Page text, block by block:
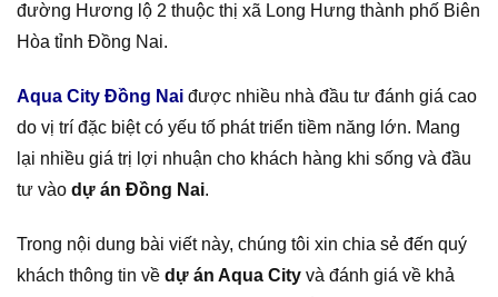
đường Hương lộ 2 thuộc thị xã Long Hưng thành phố Biên
Hòa tỉnh Đồng Nai.
Aqua City Đồng Nai được nhiều nhà đầu tư đánh giá cao
do vị trí đặc biệt có yếu tố phát triển tiềm năng lớn. Mang
lại nhiều giá trị lợi nhuận cho khách hàng khi sống và đầu
tư vào dự án Đồng Nai.
Trong nội dung bài viết này, chúng tôi xin chia sẻ đến quý
khách thông tin về dự án Aqua City và đánh giá về khả